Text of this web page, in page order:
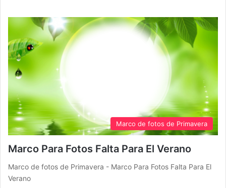
Marco de fotos de Primavera
Marco Para Fotos Falta Para El Verano
Marco de fotos de Primavera - Marco Para Fotos Falta Para El
Verano